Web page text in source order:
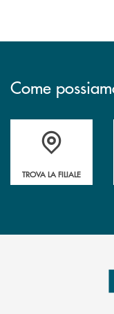
Come
Accedi all' elenco
TROVA LA FILIALE